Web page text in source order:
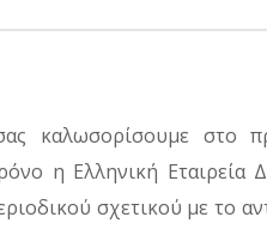
καλωσορίσουμε στο
η Ελληνική Εταιρεία
σχετικού με το